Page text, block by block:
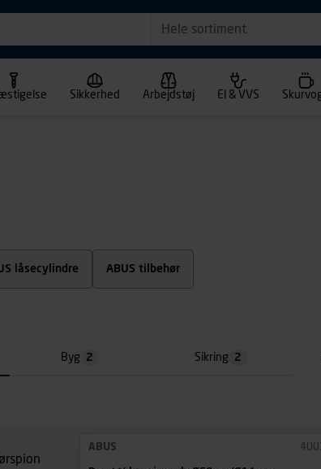
Hele sortiment
Sikkerhed Arbejdstøj El & VVS
låsecylindre ABUS tilbehør
Byg 2 Sikring 2
ABUS